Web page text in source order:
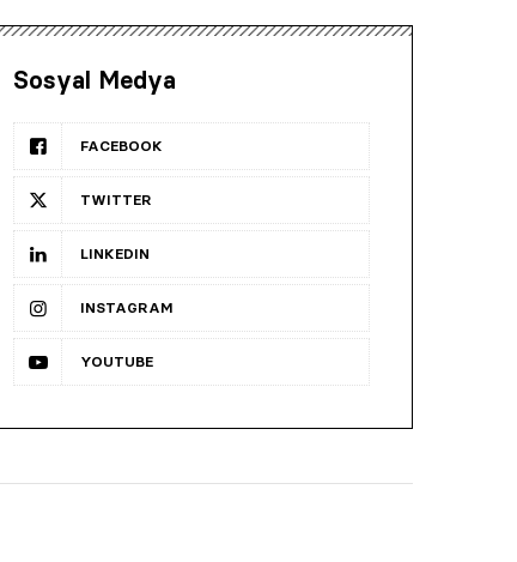
Sosyal Medya
FACEBOOK
TWITTER
LINKEDIN
INSTAGRAM
YOUTUBE